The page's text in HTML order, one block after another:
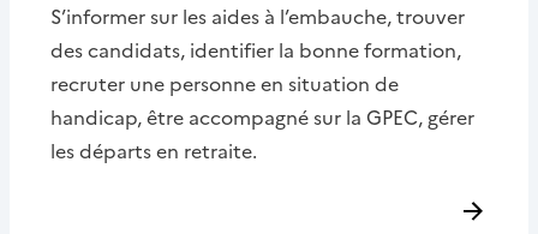
S’informer sur les aides à l’embauche, trouver
des candidats, identifier la bonne formation,
recruter une personne en situation de
handicap, être accompagné sur la GPEC, gérer
les départs en retraite.